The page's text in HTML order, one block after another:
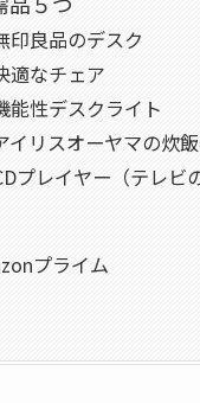
印良品のデスク
適なチェア
能性デスクライト
イリスオーヤマの炊
プレイヤー（テレビ
プライム